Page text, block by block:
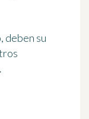
deben su